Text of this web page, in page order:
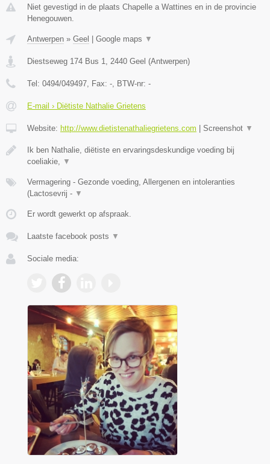
Niet gevestigd in de plaats Chapelle a Wattines en in de provincie
Henegouwen.
Antwerpen » Geel | Google maps ▼
Diestseweg 174 Bus 1 2440 Geel (Antwerpen)
Tel: 0494/049497 , Fax: - , BTW-nr: -
E-mail › Diëtiste Nathalie Grietens
Website: http://www.dietistenathaliegrietens.com | Screenshot ▼
Ik ben Nathalie, diëtiste en ervaringsdeskundige voeding bij
coeliakie,
▼
Vermagering - Gezonde voeding, Allergenen en intoleranties
(Lactosevrij - ▼
Er wordt gewerkt op afspraak.
Laatste facebook posts ▼
Sociale media: